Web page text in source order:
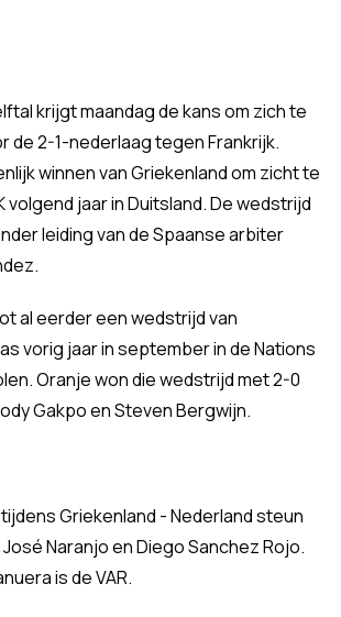
krijgt maandag de kans om zich te
de 2-1-nederlaag tegen Frankrijk.
winnen van Griekenland om zicht te
volgend jaar in Duitsland. De wedstrijd
leiding van de Spaanse arbiter
al eerder een wedstrijd van
vorig jaar in september in de Nations
Oranje won die wedstrijd met 2-0
Gakpo en Steven Bergwijn.
Griekenland - Nederland steun
Naranjo en Diego Sanchez Rojo.
is de VAR.